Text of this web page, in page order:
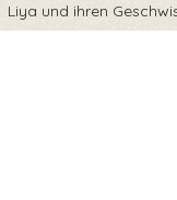
Liya und ihren